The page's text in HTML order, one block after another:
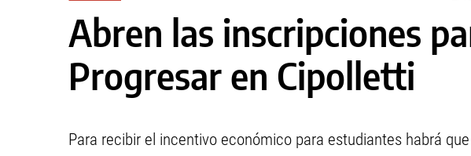
Abren las inscripciones
Progresar en Cipolletti
Para recibir el incentivo económico para estudiantes habrá